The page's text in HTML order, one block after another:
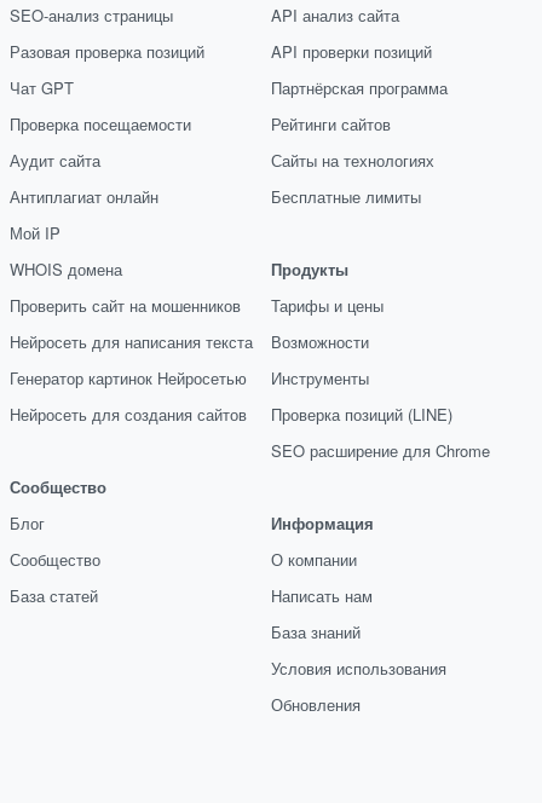
SEO-анализ страницы
Разовая проверка позиций
Чат GPT
Проверка посещаемости
Аудит сайта
Антиплагиат онлайн
Мой IP
WHOIS домена
Проверить сайт на мошенников
Нейросеть для написания текста
Генератор картинок Нейросетью
Нейросеть для создания сайтов
Сообщество
Блог
Сообщество
База статей
API анализ сайта
API проверки позиций
Партнёрская программа
Рейтинги сайтов
Сайты на технологиях
Бесплатные лимиты
Продукты
Тарифы и цены
Возможности
Инструменты
Проверка позиций (LINE)
SEO расширение для Chrome
Информация
О компании
Написать нам
База знаний
Условия использования
Обновления